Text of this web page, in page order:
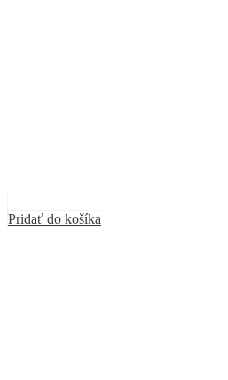
Pridať do košíka